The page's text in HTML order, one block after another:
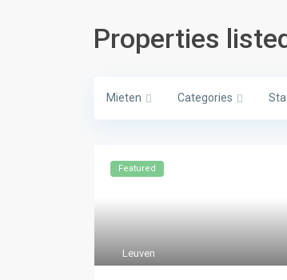
Properties
Mieten Categories
Leuven
Featured